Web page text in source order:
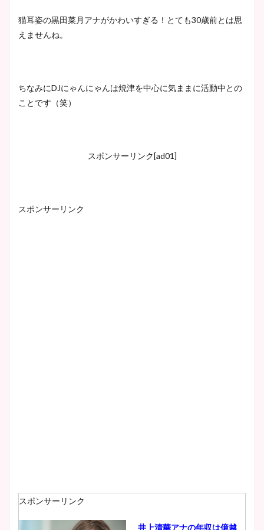
猫耳姿の黒田菜月アナがかわいすぎる！とても30歳前とは思
えませんね。
ちなみにDJにゃんにゃんは焼津を中心に気ままに活動中との
ことです（笑）
スポンサーリンク[ad01]
スポンサーリンク
スポンサーリンク
井上清華アナの年収は億越